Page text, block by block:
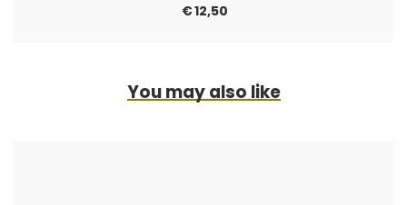
€12,50
You may also like